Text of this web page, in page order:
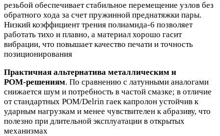
резьбой обеспечивает стабильное перемещение узлов без
обратного хода за счет пружинной преднатяжки пары.
Низкий коэффициент трения полиамида‑6 позволяет
работать тихо и плавно, а материал хорошо гасит
вибрации, что повышает качество печати и точность
позиционирования
Практичная альтернатива металлическим и
POM‑решениям. По сравнению с латунными аналогами
снижается шум и потребность в частой смазке; в отличие
от стандартных POM/Delrin гаек капролон устойчив к
ударным нагрузкам и менее чувствителен к абразиву, что
полезно при длительной эксплуатации в открытых
механизмах